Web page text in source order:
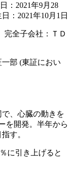
：2021年9月28
：2021年10月1日
全子会社：ＴＤ
部 (東証におい
、心臓の動きを
を開発。半年から
す。
に引き上げると